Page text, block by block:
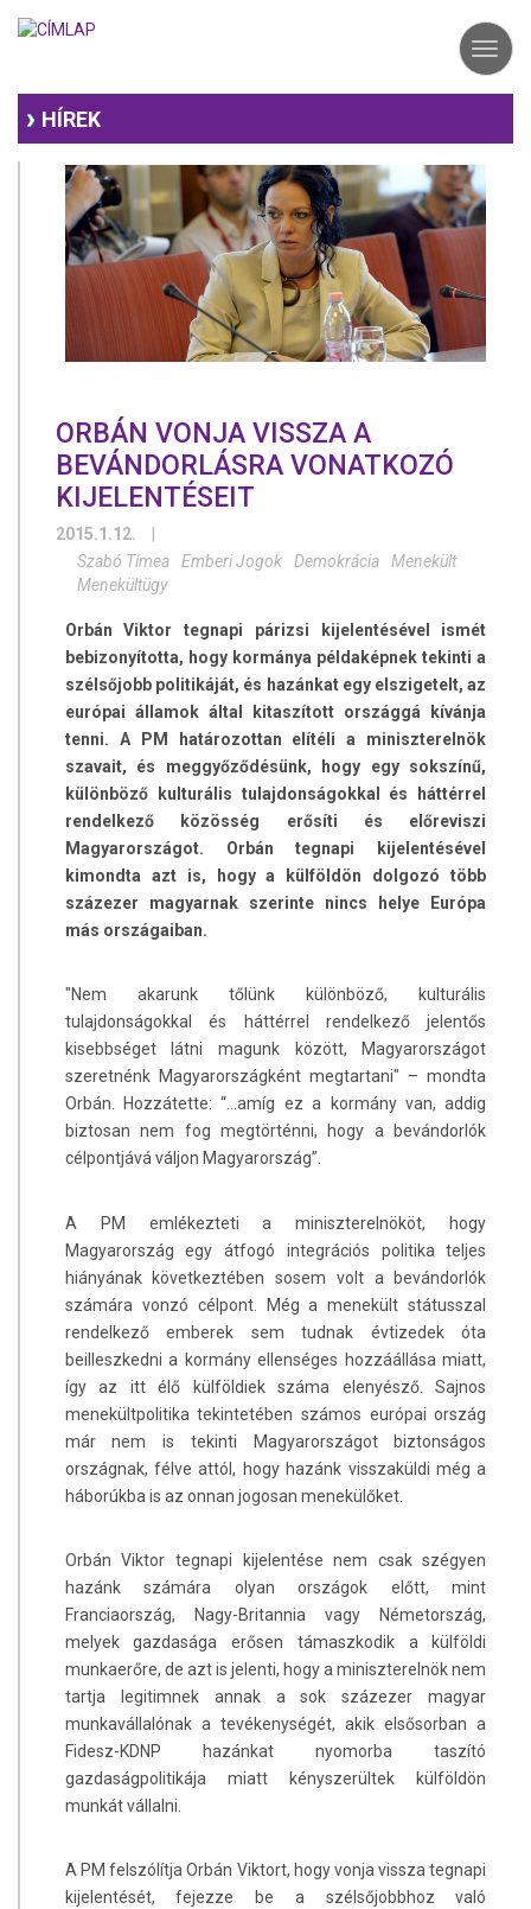
HÍREK
ORBÁN VONJA VISSZA A
BEVÁNDORLÁSRA VONATKOZÓ
KIJELENTÉSEIT
2015.1.12.
Szabó Tímea
Emberi Jogok Demokrácia
Menekült
Menekültügy
Orbán Viktor tegnapi párizsi kijelentésével ismét
bebizonyította, hogy kormánya példaképnek tekinti a
szélsőjobb politikáját, és hazánkat egy elszigetelt, az
európai államok által kitaszított országgá kívánja
tenni. A PM határozottan elítéli a miniszterelnök
szavait, és meggyőződésünk, hogy egy sokszínű,
különböző kulturális tulajdonságokkal és háttérrel
rendelkező közösség erősíti és előreviszi
Magyarországot. Orbán tegnapi kijelentésével
kimondta azt is, hogy a külföldön dolgozó több
százezer magyarnak szerinte nincs helye Európa
más országaiban.
"Nem akarunk tőlünk különböző, kulturális
tulajdonságokkal és háttérrel rendelkező jelentős
kisebbséget látni magunk között, Magyarországot
szeretnénk Magyarországként megtartani" – mondta
Orbán. Hozzátette: “…amíg ez a kormány van, addig
biztosan nem fog megtörténni, hogy a bevándorlók
célpontjává váljon Magyarország”.
A PM emlékezteti a miniszterelnököt, hogy
Magyarország egy átfogó integrációs politika teljes
hiányának következtében sosem volt a bevándorlók
számára vonzó célpont. Még a menekült státusszal
rendelkező emberek sem tudnak évtizedek óta
beilleszkedni a kormány ellenséges hozzáállása miatt,
így az itt élő külföldiek száma elenyésző. Sajnos
menekültpolitika tekintetében számos európai ország
már nem is tekinti Magyarországot biztonságos
országnak, félve attól, hogy hazánk visszaküldi még a
háborúkba is az onnan jogosan menekülőket.
Orbán Viktor tegnapi kijelentése nem csak szégyen
hazánk számára olyan országok előtt, mint
Franciaország, Nagy-Britannia vagy Németország,
melyek gazdasága erősen támaszkodik a külföldi
munkaerőre, de azt is jelenti, hogy a miniszterelnök nem
tartja legitimnek annak a sok százezer magyar
munkavállalónak a tevékenységét, akik elsősorban a
Fidesz-KDNP hazánkat nyomorba taszító
gazdaságpolitikája miatt kényszerültek külföldön
munkát vállalni.
A PM felszólítja Orbán Viktort, hogy vonja vissza tegnapi
kijelentését, fejezze be a szélsőjobbhoz való